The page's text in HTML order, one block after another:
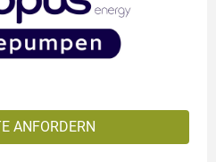
ANFORDERN